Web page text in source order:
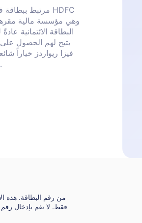
البطاقة الائتمانية
يتيح لهم الحصول على
فيزا ريواردز خياراً
إضافية من استخدام بطاقاتهم الائتمانية.